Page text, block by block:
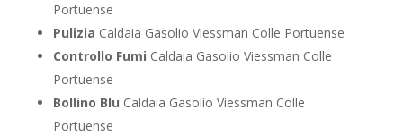
Portuense
Pulizia Caldaia Gasolio Viessman Colle Portuense
Controllo Fumi Caldaia Gasolio Viessman Colle
Portuense
Bollino Blu Caldaia Gasolio Viessman Colle
Portuense